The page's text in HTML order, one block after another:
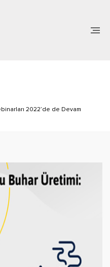
2022’de de Devam